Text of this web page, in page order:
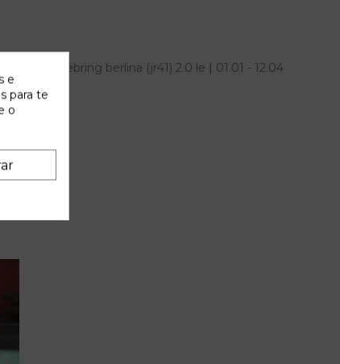
chrysler sebring berlina (jr41) 2.0 le | 01.01 - 12.04
IAM
e
para te
o